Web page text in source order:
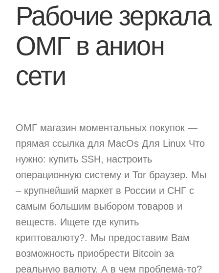
Рабочие зеркала
ОМГ в анион
сети
ОМГ магазин моментальных покупок —
прямая ссылка для MacOs Для Linux Что
нужно: купить SSH, настроить
операционную систему и Tor браузер. Мы
– крупнейший маркет в России и СНГ с
самым большим выбором товаров и
веществ. Ищете где купить
криптовалюту?. Мы предоставим Вам
возможность приобрести Bitcoin за
реальную валюту. А в чем проблема-то?